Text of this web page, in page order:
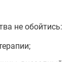
не обойтись: